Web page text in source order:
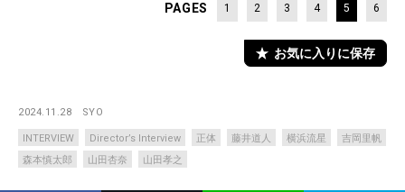
PAGES 1 2 3 4 5 6
お気に入りに保存
2024.11.28 SYO
INTERVIEW Director’s Interview 正体 藤井道人 横浜流星
吉岡里帆
森本慎太郎
山田杏奈 山田孝之